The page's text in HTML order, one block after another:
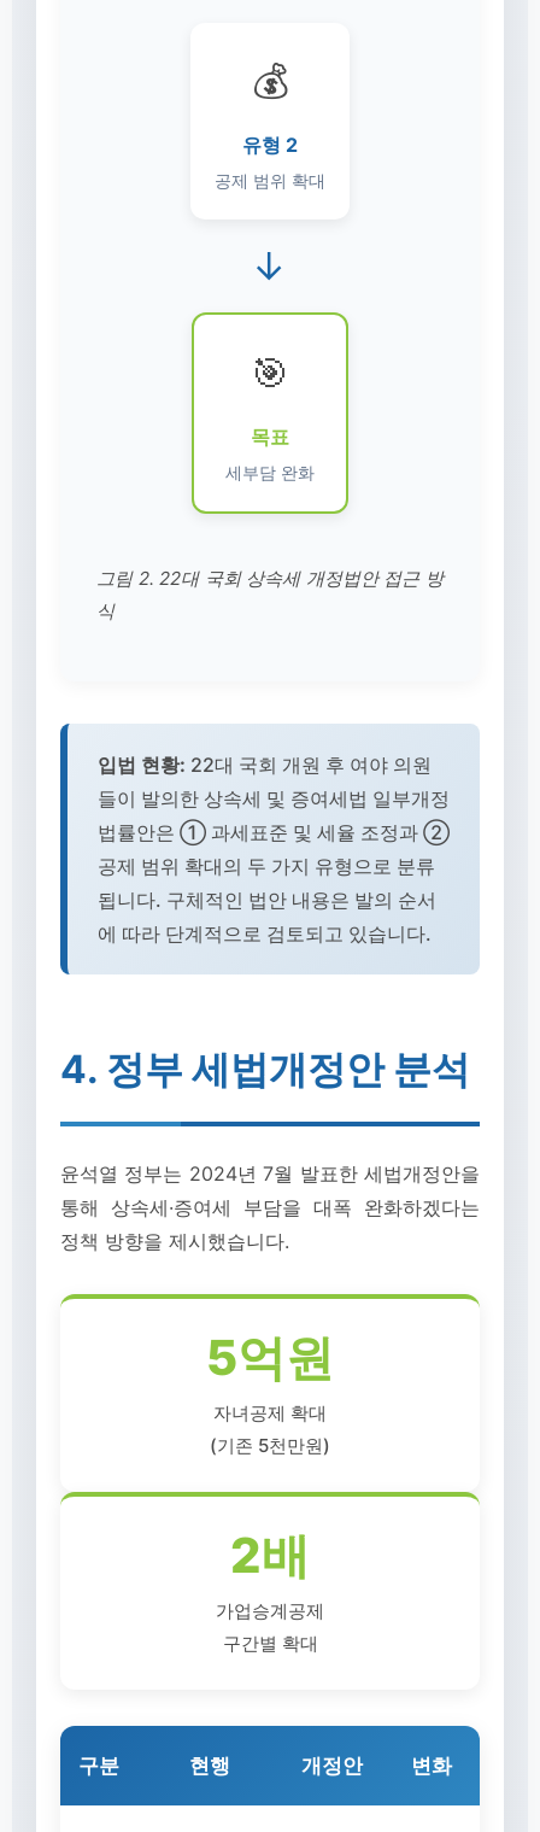
💰
유형 2
공제 범위 확대
→
🎯
목표
세부담 완화
그림 2. 22대 국회 상속세 개정법안 접근 방
식
입법 현황: 22대 국회 개원 후 여야 의원
들이 발의한 상속세 및 증여세법 일부개정
법률안은 ① 과세표준 및 세율 조정과 ②
공제 범위 확대의 두 가지 유형으로 분류
됩니다. 구체적인 법안 내용은 발의 순서
에 따라 단계적으로 검토되고 있습니다.
4. 정부 세법개정안 분석
윤석열 정부는 2024년 7월 발표한 세법개정안을
통해 상속세·증여세 부담을 대폭 완화하겠다는
정책 방향을 제시했습니다.
5억원
자녀공제 확대
(기존 5천만원)
2배
가업승계공제
구간별 확대
구분 현행 개정안 변화